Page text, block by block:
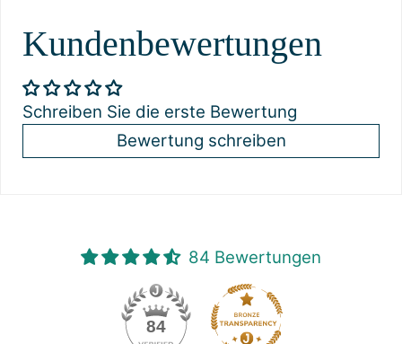
Kundenbewertungen
Schreiben Sie die erste Bewertung
Bewertung schreiben
84 Bewertungen
84